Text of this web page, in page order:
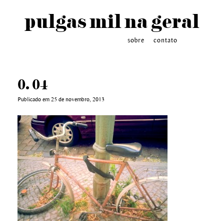
pulgas mil na geral
contato
sobre
0. 04
Publicado em 25 de novembro, 2013